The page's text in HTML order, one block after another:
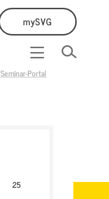
mySVG
Seminar-Portal
25